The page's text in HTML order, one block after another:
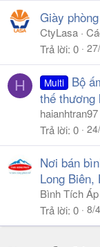
Giày
CtyLasa
Trả lời 0
H Multi
Bộ
thế thương
haianhtran97
Trả lời 0
Nơi bán
Long Biên,
Bình Tích Áp
Trả lời 0 8/